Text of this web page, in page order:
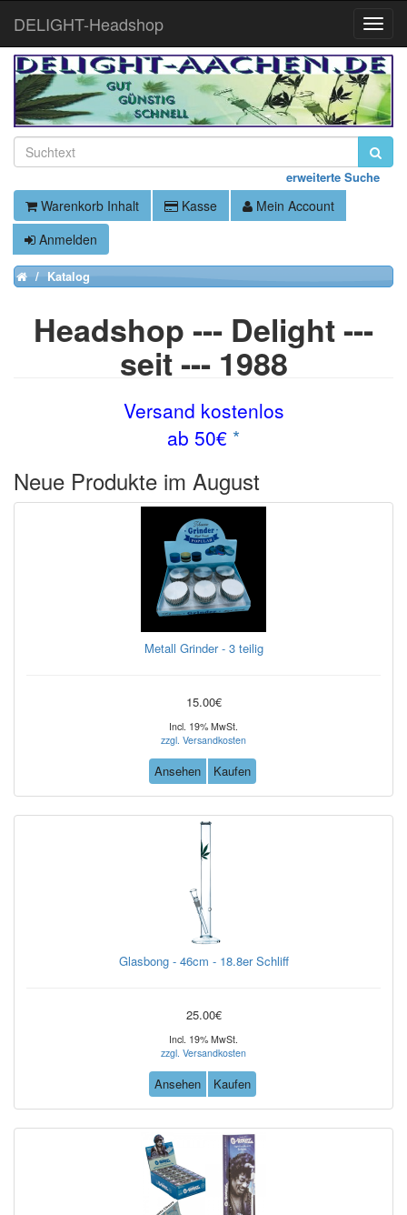
erweiterte Suche
Warenkorb Inhalt Kasse
Mein Account
Anmelden
HomeKatalog
Headshop --- Delight ---
seit --- 1988
Versand kostenlos
ab 50€ *
Neue Produkte im August
Metall Grinder - 3 teilig
15.00€
Incl. 19% MwSt.
zzgl. Versandkosten
Ansehen Kaufen
Glasbong - 46cm - 18.8er Schliff
25.00€
Incl. 19% MwSt.
zzgl. Versandkosten
Ansehen Kaufen
Toggle
DELIGHT-Headshop